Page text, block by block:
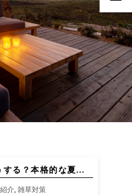
エクステリアへのこだわり
COMMITMENT
参考価格
REFERENCE PRICE
施工実績
ブログ
雑草対策どうする？本格的な夏が来る前に！ お庭と外回りの「夏じたく」
介 ,雑草対策